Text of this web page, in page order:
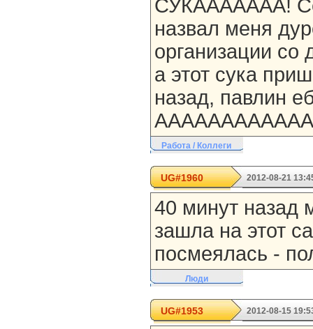
СУКААААААА!
назвал меня
организации со
а этот сука
назад, павлин
Работа / Коллеги
UG#1960 2012-08-21
40 минут назад
зашла на этот
посмеялась -
Люди
UG#1953 2012-08-15